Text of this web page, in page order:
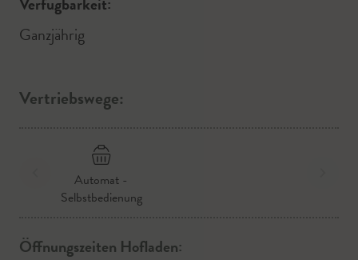
Ganzjährig
Vertriebswege:
Automat -
Selbstbedienung
Öffnungszeiten Hofladen: